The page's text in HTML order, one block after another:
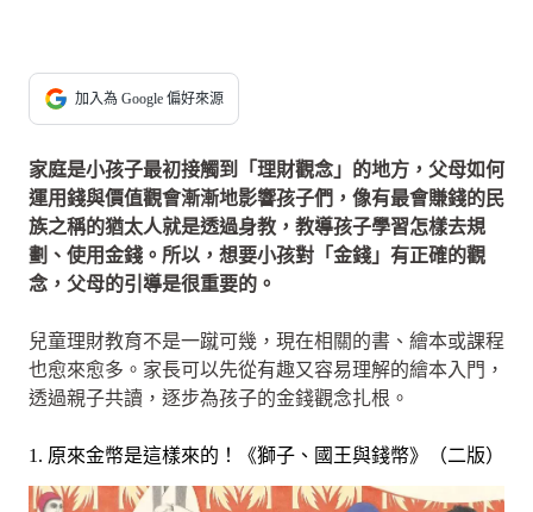
加入為 Google 偏好來源
家庭是小孩子最初接觸到「理財觀念」的地方，父母如何
運用錢與價值觀會漸漸地影響孩子們，像有最會賺錢的民
族之稱的猶太人就是透過身教，教導孩子學習怎樣去規
劃、使用金錢。所以，想要小孩對「金錢」有正確的觀
念，父母的引導是很重要的。
兒童理財教育不是一蹴可幾，現在相關的書、繪本或課程
也愈來愈多。家長可以先從有趣又容易理解的繪本入門，
透過親子共讀，逐步為孩子的金錢觀念扎根。
1. 原來金幣是這樣來的！《獅子、國王與錢幣》（二版）